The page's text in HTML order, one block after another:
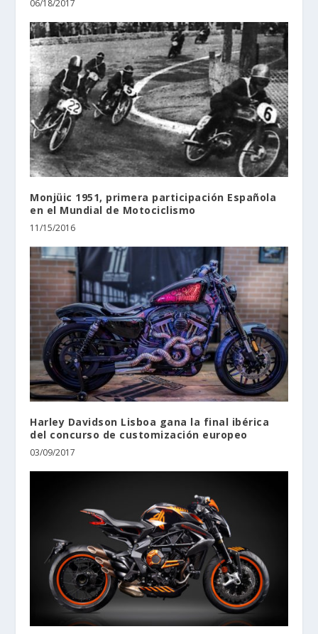
06/18/2017
Monjüic 1951, primera participación Española
en el Mundial de Motociclismo
11/15/2016
Harley Davidson Lisboa gana la final ibérica
del concurso de customización europeo
03/09/2017